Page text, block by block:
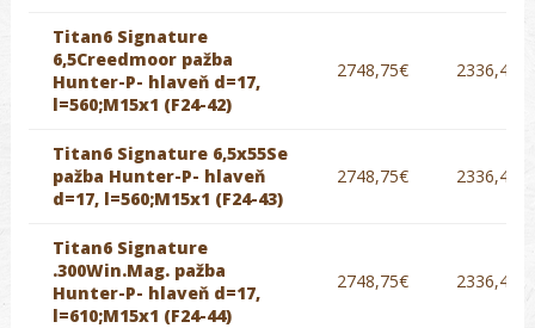
Titan6 Signature
6,5Creedmoor pažba
Hunter-P- hlaveň d=17,
l=560;M15x1 (F24-42)
2748,75€ 2336,44€
Titan6 Signature 6,5x55Se
pažba Hunter-P- hlaveň
d=17, l=560;M15x1 (F24-43)
2748,75€ 2336,44€
Titan6 Signature
.300Win.Mag. pažba
Hunter-P- hlaveň d=17,
l=610;M15x1 (F24-44)
2748,75€ 2336,44€